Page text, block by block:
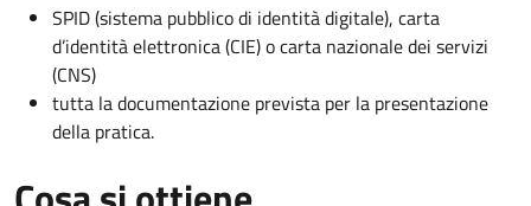
SPID (sistema pubblico di identità digitale), carta
d’identità elettronica (CIE) o carta nazionale dei servizi
(CNS)
tutta la documentazione prevista per la presentazione
della pratica.